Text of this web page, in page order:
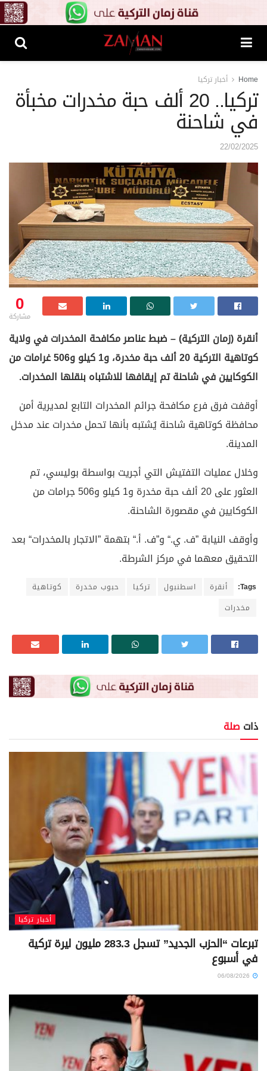
Home أخبار تركيا
تركيا.. 20 ألف حبة مخدرات مخبأة
في شاحنة
22/02/2025
0
مشاركة
أنقرة (زمان التركية) – ضبط عناصر مكافحة المخدرات في ولاية
كوتاهية التركية 20 ألف حبة مخدرة، و1 كيلو و506 غرامات من
الكوكايين في شاحنة تم إيقافها للاشتباه بنقلها المخدرات.
أوقفت فرق فرع مكافحة جرائم المخدرات التابع لمديرية أمن
محافظة كوتاهية شاحنة يُشتبه بأنها تحمل مخدرات عند مدخل
المدينة.
وخلال عمليات التفتيش التي أجريت بواسطة بوليسي، تم
العثور على 20 ألف حبة مخدرة و1 كيلو و506 جرامات من
الكوكايين في مقصورة الشاحنة.
وأوقف النيابة ”ف. ي.“ و”ف. أ.“ بتهمة ”الاتجار بالمخدرات“ بعد
التحقيق معهما في مركز الشرطة.
Tags: أنقرة اسطنبول تركيا حبوب مخدرة
كوتاهية
مخدرات
ذات صلة
أخبار تركيا
تبرعات “الحزب الجديد” تسجل 283.3 مليون ليرة تركية
في أسبوع